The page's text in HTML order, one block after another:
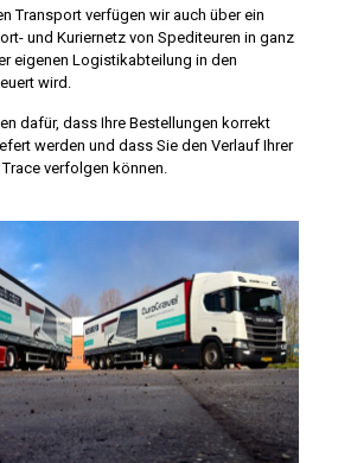
Transport verfügen wir auch über ein
und Kuriernetz von Spediteuren in ganz
eigenen Logistikabteilung in den
wird.
dafür, dass Ihre Bestellungen korrekt
werden und dass Sie den Verlauf Ihrer
verfolgen können.